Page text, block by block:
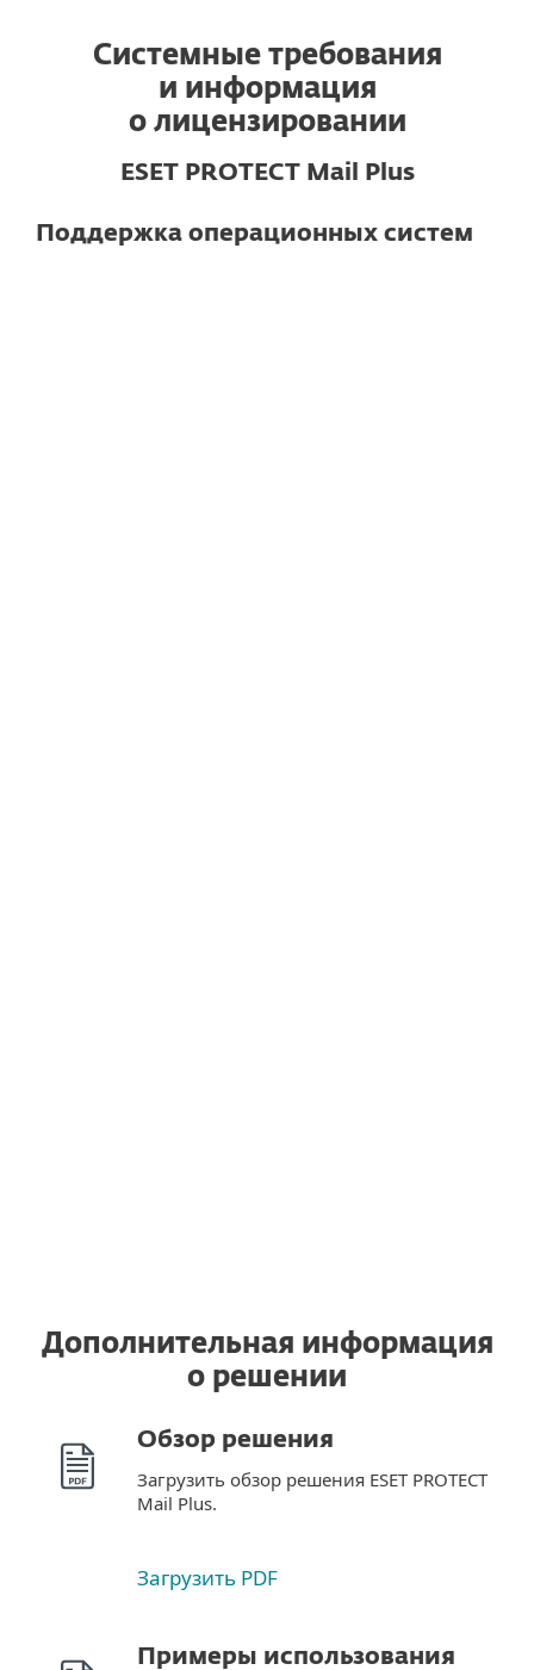
Системные требования
и информация
о лицензировании
ESET PROTECT Mail Plus
Поддержка операционных систем
Дополнительная информация
о решении
Обзор решения
Загрузить обзор решения ESET PROTECT
Mail Plus.
Загрузить PDF
Примеры использования